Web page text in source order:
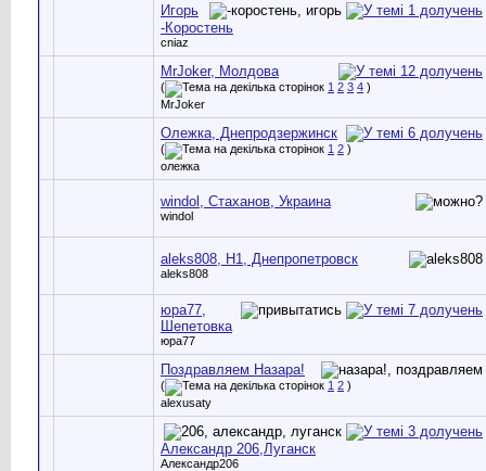
Игорь
-Коростень
cniaz
MrJoker, Молдова
( 1 2 3 4 )
MrJoker
Олежка, Днепродзержинск
( 1 2 )
олежка
windol, Стаханов, Украина
windol
aleks808, H1, Днепропетровск
aleks808
юра77,
Шепетовка
юра77
Поздравляем Назара!
( 1 2 )
alexusaty
Александр 206,Луганск
Александр206